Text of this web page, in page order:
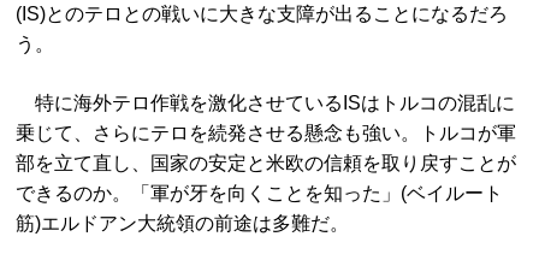
(IS)とのテロとの戦いに大きな支障が出ることになるだろ
う。
特に海外テロ作戦を激化させているISはトルコの混乱に
乗じて、さらにテロを続発させる懸念も強い。トルコが軍
部を立て直し、国家の安定と米欧の信頼を取り戻すことが
できるのか。「軍が牙を向くことを知った」(ベイルート
筋)エルドアン大統領の前途は多難だ。